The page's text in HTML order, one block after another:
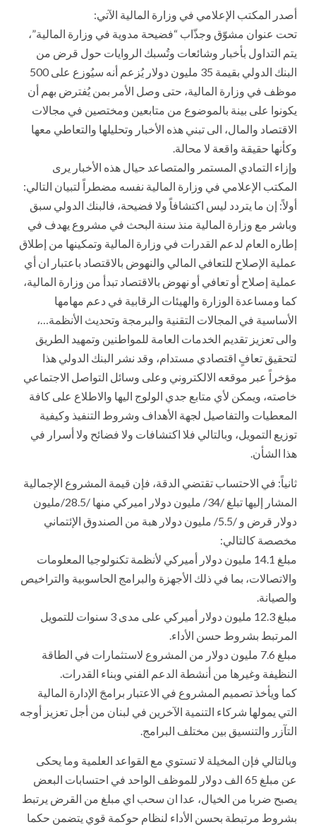
أصدر المكتب الإعلامي في وزارة المالية الآتي:
تحت عنوان مشوّق وجذّاب “فضيحة مدوية في وزارة المالية”،
يتم التداول بأخبار وشائعات وتُسبك الروايات حول قرض من
البنك الدولي بقيمة 53 مليون دولار يُزعم أنه سيُوزع على 005
موظف في وزارة المالية، حتى وصل الأمر بمن يُفترض بهم أن
يكونوا على بينة بالموضوع من متابعين ومختصين في مجالات
الاقتصاد والمال، الى تبني هذه الأخبار وتحليلها والتعاطي معها
وكأنها حقيقة واقعة لا محالة.
وإزاء التمادي المستمر والمتصاعد حيال هذه الأخبار يرى
المكتب الإعلامي في وزارة المالية نفسه مضطراً لتبيان التالي:
أولاً: إن ما يتردد ليس اكتشافاً ولا فضيحة، فالبنك الدولي سبق
وباشر مع وزارة المالية منذ سنة البحث في مشروع يهدف في
إطاره العام لدعم القدرات في وزارة المالية وتمكينها من إطلاق
عملية الإصلاح للتعافي المالي والنهوض بالاقتصاد باعتبار ان أي
عملية إصلاح أو تعافي أو نهوض بالاقتصاد تبدأ من وزارة المالية،
كما ومساعدة الوزارة والهيئات الرقابية في دعم مهامها
الأساسية في المجالات التقنية والبرمجة وتحديث الأنظمة…،
والى تعزيز تقديم الخدمات العامة للمواطنين وتمهيد الطريق
لتحقيق تعافٍ اقتصادي مستدام، وقد نشر البنك الدولي هذا
مؤخراً عبر موقعه الالكتروني وعلى وسائل التواصل الاجتماعي
خاصته، ويمكن لأي متابع جدي الولوج اليها والاطلاع على كافة
المعطيات والتفاصيل لجهة الأهداف وشروط التنفيذ وكيفية
توزيع التمويل، وبالتالي فلا اكتشافات ولا فضائح ولا أسرار في
هذا الشأن.
ثانياً: في الاحتساب تقتضي الدقة، فإن قيمة المشروع الإجمالية
المشار إليها تبلغ /43/ مليون دولار اميركي منها /5.82/مليون
دولار قرض و /5.5/ مليون دولار هبة من الصندوق الإئتماني
مخصصة كالتالي:
مبلغ 1.41 مليون دولار أميركي لأنظمة تكنولوجيا المعلومات
والاتصالات، بما في ذلك الأجهزة والبرامج الحاسوبية والتراخيص
والصيانة.
مبلغ 3.21 مليون دولار أميركي على مدى 3 سنوات للتمويل
المرتبط بشروط حسن الأداء.
مبلغ 6.7 مليون دولار من المشروع لاستثمارات في الطاقة
النظيفة وغيرها من أنشطة الدعم الفني وبناء القدرات.
كما ويأخذ تصميم المشروع في الاعتبار برامجَ الإدارة المالية
التي يمولها شركاء التنمية الآخرين في لبنان من أجل تعزيز أوجه
التآزر والتنسيق بين مختلف البرامج.
وبالتالي فإن المخيلة لا تستوي مع القواعد العلمية وما يحكى
عن مبلغ 56 الف دولار للموظف الواحد في احتسابات البعض
يصبح ضربا من الخيال، عدا ان سحب اي مبلغ من القرض يرتبط
بشروط مرتبطة بحسن الأداء لنظام حوكمة قوي يتضمن حكما